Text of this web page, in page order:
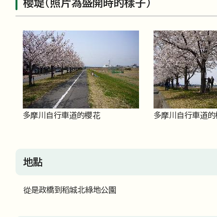
櫻堤（照片為盛開時的樣子）
多摩川自行車道的櫻花 多摩川自行車道
地點
從是政橋到稻城北綠地公園